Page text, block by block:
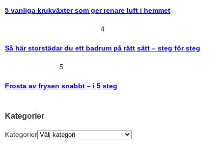
5 vanliga krukväxter som ger renare luft i hemmet
4
Så här storstädar du ett badrum på rätt sätt – steg för steg
5
Frosta av frysen snabbt – i 5 steg
Kategorier
Kategorier